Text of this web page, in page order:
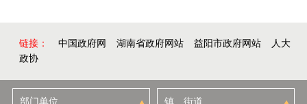
链接： 中国政府网 湖南省政府网站 益阳市政府网站
人大
政协